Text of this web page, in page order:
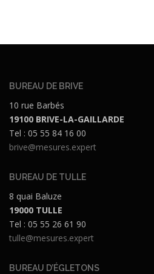
BUREAU DE BRIVE
10 rue Barbés
19100 BRIVE-LA-GAILLARDE
Tel : 05 55 84 16 00
brive@mesures.expert
BUREAU DE TULLE
8 quai Baluze
19000 TULLE
Tel : 05 55 26 61 90
tulle@mesures.expert
BUREAU D’ÉGLETONS